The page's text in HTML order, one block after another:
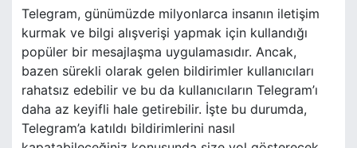
Telegram, günümüzde milyonlarca insanın iletişim
kurmak ve bilgi alışverişi yapmak için kullandığı
popüler bir mesajlaşma uygulamasıdır. Ancak,
bazen sürekli olarak gelen bildirimler kullanıcıları
rahatsız edebilir ve bu da kullanıcıların Telegram’ı
daha az keyifli hale getirebilir. İşte bu durumda,
Telegram’a katıldı bildirimlerini nasıl